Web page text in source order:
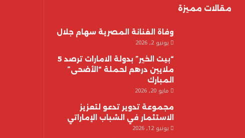
مقالات مميزة
وفاة الفنانة المصرية سهام جلال
يونيو 2, 2026
“بيت الخير” بدولة الامارات ترصد 5
ملايين درهم لحملة “الأضحى”
المبارك
مايو 20, 2026
مجموعة تدوير تدعو لتعزيز
الاستثمار في الشباب الإماراتي
يونيو 12, 2026